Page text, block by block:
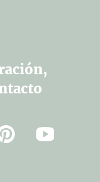
PinterestYouTube